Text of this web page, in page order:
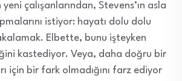
çalışanlarından, Stevens’ın asla
istiyor: hayatı dolu dolu
Elbette, bunu işteyken
kastediyor. Veya, daha doğru bir
için bir fark olmadığını farz ediyor